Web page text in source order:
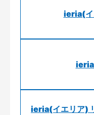
ieria(イ
ieria(イエリア)